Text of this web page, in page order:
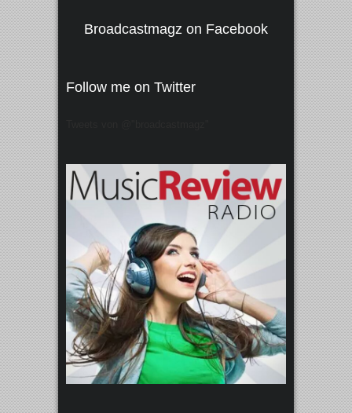
Broadcastmagz on Facebook
Follow me on Twitter